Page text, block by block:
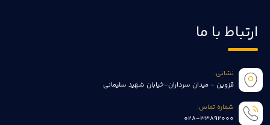
ارتباط با ما
نشانی:
قزوین - میدان سرداران-خیابان شهید سلیمانی
شماره تماس:
028-33892000